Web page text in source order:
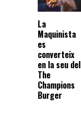
La
Maquinista
es
converteix
en la seu del
The
Champions
Burger